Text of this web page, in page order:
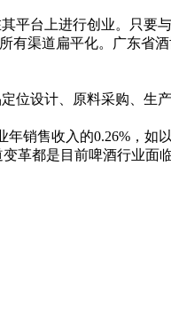
台上进行创业。只要
有渠道扁平化。广东省
位设计、原料采购、生
销售收入的0.26%，如
革都是目前啤酒行业面